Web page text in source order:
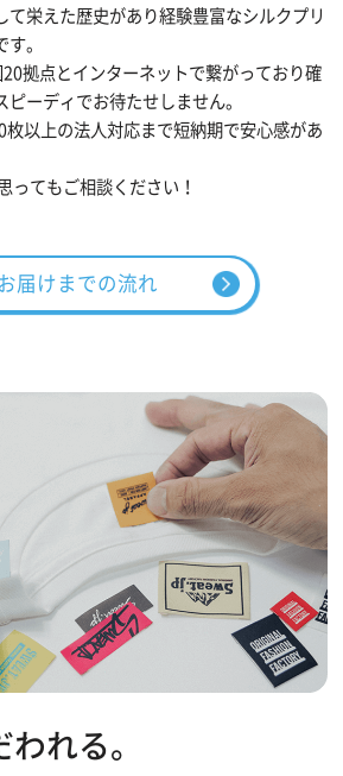
て栄えた歴史があり経験豊富なシルクプリ
。
拠点とインターネットで繋がっており確
ーディでお待たせしません。
以上の法人対応まで短納期で安心感があ
ってもご相談ください！
お届けまでの流れ
われる。